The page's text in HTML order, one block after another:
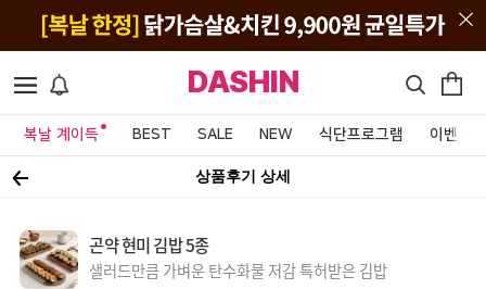
DASHIN
복날 계이득 BEST SALE NEW 식단프로그램 이벤트&
상품후기 상세
곤약 현미 김밥 5종
샐러드만큼 가벼운 탄수화물 저감 특허받은 김밥